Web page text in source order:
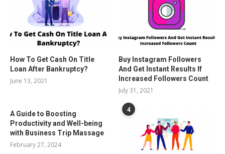
How To Get Cash On Title
Loan After Bankruptcy?
June 13, 2021
Buy Instagram Followers
And Get Instant Results If
Increased Followers Count
July 31, 2021
A Guide to Boosting
Productivity and Well-being
with Business Trip Massage
February 27, 2024
4